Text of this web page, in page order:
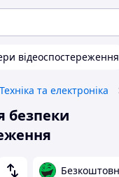
відеоспостереження
Техніка та електроніка
безпеки